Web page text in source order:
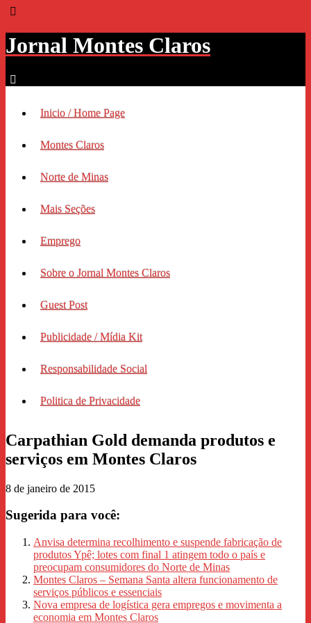
Jornal Montes Claros
Inicio / Home Page
Montes Claros
Norte de Minas
Mais Seções
Emprego
Sobre o Jornal Montes Claros
Guest Post
Publicidade / Mídia Kit
Responsabilidade Social
Politica de Privacidade
Carpathian Gold demanda produtos e
8 de janeiro de 2015
Sugerida para você:
Anvisa determina recolhimento e suspende fabricação de
produtos Ypê; lotes com final 1 atingem todo o país e
preocupam consumidores do Norte de Minas
Montes Claros – Semana Santa altera funcionamento de
serviços públicos e essenciais
Nova empresa de logística gera empregos e movimenta a
economia em Montes Claros